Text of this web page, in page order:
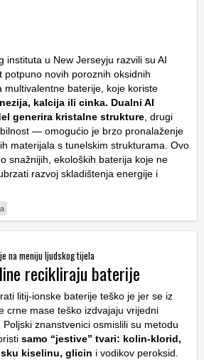
instituta u New Jerseyju razvili su AI
potpuno novih poroznih oksidnih
multivalentne baterije, koje koriste
kalcija ili cinka. Dualni AI
generira kristalne strukture , drugi
— omogućio je brzo pronalaženje
materijala s tunelskim strukturama. Ovo
snažnijih, ekoloških baterija koje ne
razvoj skladištenja energije i
na meniju ljudskog tijela
recikliraju baterije
litij-ionske baterije teško je jer se iz
crne mase teško izdvajaju vrijedni
Poljski znanstvenici osmislili su metodu
samo “jestive” tvari: kolin-klorid,
kiselinu, glicin i vodikov peroksid.